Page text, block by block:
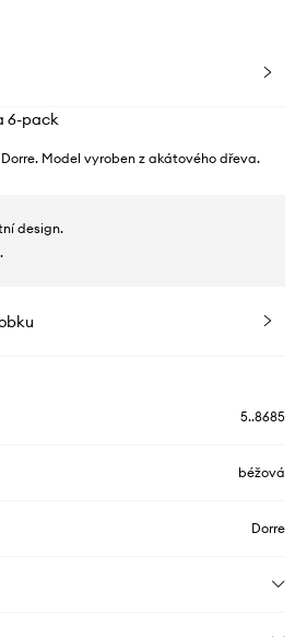
6-pack
Model vyroben z akátového dřeva.
design.
5..8685
béžová
Dorre